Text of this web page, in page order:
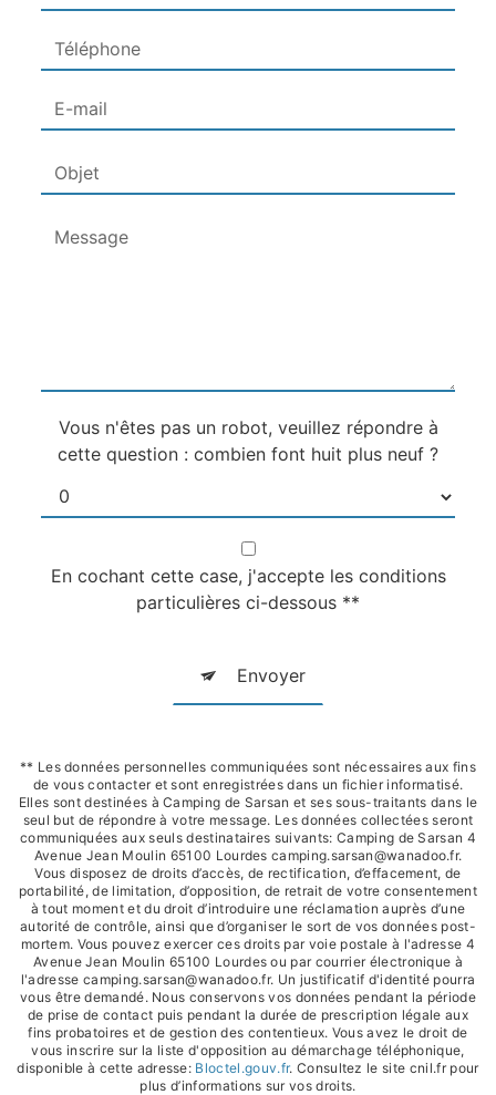
Vous n'êtes pas un robot, veuillez répondre à
cette question : combien font huit plus neuf ?
En cochant cette case, j'accepte les conditions
particulières ci-dessous **
Envoyer
** Les données personnelles communiquées sont nécessaires aux fins
de vous contacter et sont enregistrées dans un fichier informatisé.
Elles sont destinées à Camping de Sarsan et ses sous-traitants dans le
seul but de répondre à votre message. Les données collectées seront
communiquées aux seuls destinataires suivants: Camping de Sarsan 4
Avenue Jean Moulin 65100 Lourdes camping.sarsan@wanadoo.fr.
Vous disposez de droits d’accès, de rectification, d’effacement, de
portabilité, de limitation, d’opposition, de retrait de votre consentement
à tout moment et du droit d’introduire une réclamation auprès d’une
autorité de contrôle, ainsi que d’organiser le sort de vos données post-
mortem. Vous pouvez exercer ces droits par voie postale à l'adresse 4
Avenue Jean Moulin 65100 Lourdes ou par courrier électronique à
l'adresse camping.sarsan@wanadoo.fr. Un justificatif d'identité pourra
vous être demandé. Nous conservons vos données pendant la période
de prise de contact puis pendant la durée de prescription légale aux
fins probatoires et de gestion des contentieux. Vous avez le droit de
vous inscrire sur la liste d'opposition au démarchage téléphonique,
disponible à cette adresse: Bloctel.gouv.fr. Consultez le site cnil.fr pour
plus d’informations sur vos droits.